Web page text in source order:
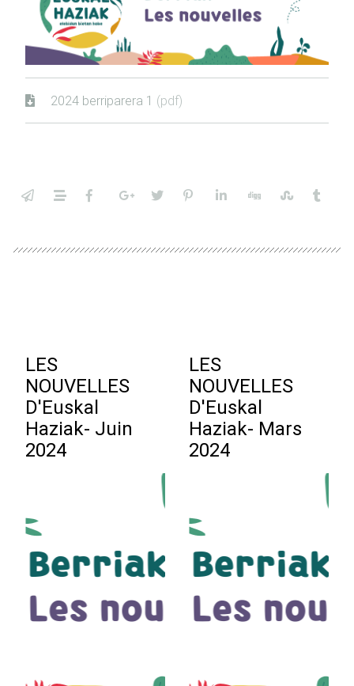
2024 berriparera 1 (pdf)
LES
NOUVELLES
D'Euskal
Haziak- Juin
2024
LES
NOUVELLES
D'Euskal
Haziak- Mars
2024